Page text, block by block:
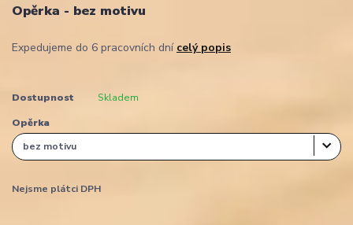
Opěrka - bez motivu
Expedujeme do 6 pracovních dní celý popis
Dostupnost Skladem
Opěrka
Nejsme plátci DPH